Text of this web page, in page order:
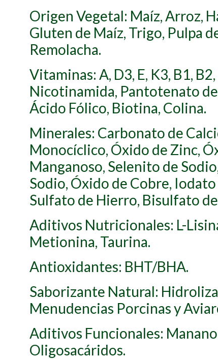
Origen Vegetal: Maíz, Arroz,
Gluten de Maíz, Trigo, Pulpa
Remolacha.
Vitaminas: A, D3, E, K3, B1,
Nicotinamida, Pantotenato
Ácido Fólico, Biotina, Colina.
Minerales: Carbonato de
Monocíclico, Óxido de Zinc,
Manganoso, Selenito de
Sodio, Óxido de Cobre,
Sulfato de Hierro, Bisulfato
Aditivos Nutricionales: L-
Metionina, Taurina.
Antioxidantes: BHT/BHA.
Saborizante Natural:
Menudencias Porcinas y
Aditivos Funcionales: Manano
Oligosacáridos.